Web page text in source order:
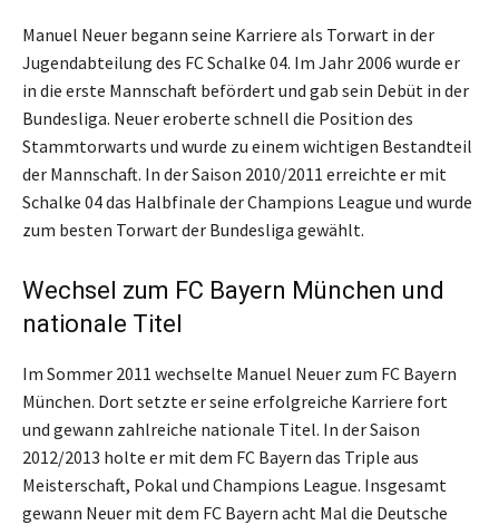
Manuel Neuer begann seine Karriere als Torwart in der
Jugendabteilung des FC Schalke 04. Im Jahr 2006 wurde er
in die erste Mannschaft befördert und gab sein Debüt in der
Bundesliga. Neuer eroberte schnell die Position des
Stammtorwarts und wurde zu einem wichtigen Bestandteil
der Mannschaft. In der Saison 2010/2011 erreichte er mit
Schalke 04 das Halbfinale der Champions League und wurde
zum besten Torwart der Bundesliga gewählt.
Wechsel zum FC Bayern München und
nationale Titel
Im Sommer 2011 wechselte Manuel Neuer zum FC Bayern
München. Dort setzte er seine erfolgreiche Karriere fort
und gewann zahlreiche nationale Titel. In der Saison
2012/2013 holte er mit dem FC Bayern das Triple aus
Meisterschaft, Pokal und Champions League. Insgesamt
gewann Neuer mit dem FC Bayern acht Mal die Deutsche